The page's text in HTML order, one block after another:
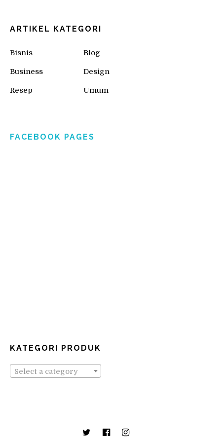
ARTIKEL KATEGORI
Bisnis Blog
Business Design
Resep Umum
FACEBOOK PAGES
KATEGORI PRODUK
Select a category
TwitterFacebook